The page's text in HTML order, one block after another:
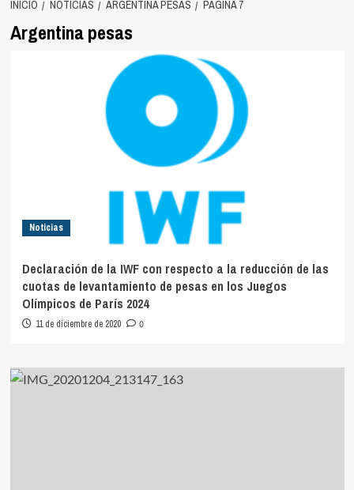
INICIO NOTICIAS ARGENTINA PESAS PÁGINA 7
Argentina pesas
Noticias
Declaración de la IWF con respecto a la reducción de las
cuotas de levantamiento de pesas en los Juegos
Olímpicos de París 2024
11 de diciembre de 2020 0